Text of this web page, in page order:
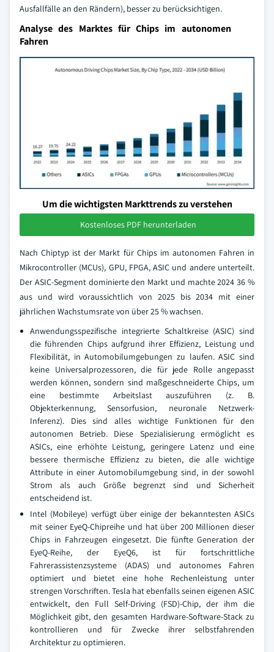
Ausfallfälle an den Rändern), besser zu berücksichtigen.
Analyse des Marktes für Chips im autonomen
Fahren
Um die wichtigsten Markttrends zu verstehen
Kostenloses PDF herunterladen
Nach Chiptyp ist der Markt für Chips im autonomen Fahren in
Mikrocontroller (MCUs), GPU, FPGA, ASIC und andere unterteilt.
Der ASIC-Segment dominierte den Markt und machte 2024 36 %
aus und wird voraussichtlich von 2025 bis 2034 mit einer
jährlichen Wachstumsrate von über 25 % wachsen.
Anwendungsspezifische integrierte Schaltkreise (ASIC) sind
die führenden Chips aufgrund ihrer Effizienz, Leistung und
Flexibilität, in Automobilumgebungen zu laufen. ASIC sind
keine Universalprozessoren, die für jede Rolle angepasst
werden können, sondern sind maßgeschneiderte Chips, um
eine bestimmte Arbeitslast auszuführen (z. B.
Objekterkennung, Sensorfusion, neuronale Netzwerk-
Inferenz). Dies sind alles wichtige Funktionen für den
autonomen Betrieb. Diese Spezialisierung ermöglicht es
ASICs, eine erhöhte Leistung, geringere Latenz und eine
bessere thermische Effizienz zu bieten, die alle wichtige
Attribute in einer Automobilumgebung sind, in der sowohl
Strom als auch Größe begrenzt sind und Sicherheit
entscheidend ist.
Intel (Mobileye) verfügt über einige der bekanntesten ASICs
mit seiner EyeQ-Chipreihe und hat über 200 Millionen dieser
Chips in Fahrzeugen eingesetzt. Die fünfte Generation der
EyeQ-Reihe, der EyeQ6, ist für fortschrittliche
Fahrerassistenzsysteme (ADAS) und autonomes Fahren
optimiert und bietet eine hohe Rechenleistung unter
strengen Vorschriften. Tesla hat ebenfalls seinen eigenen ASIC
entwickelt, den Full Self-Driving (FSD)-Chip, der ihm die
Möglichkeit gibt, den gesamten Hardware-Software-Stack zu
kontrollieren und für Zwecke ihrer selbstfahrenden
Architektur zu optimieren.